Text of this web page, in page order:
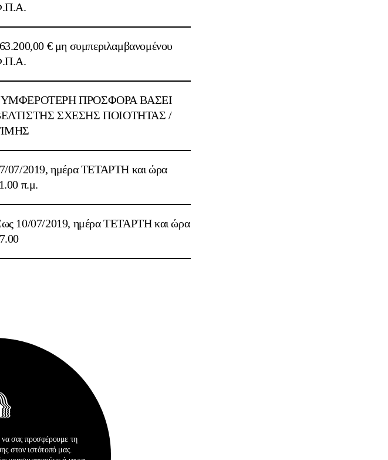
€ μη συμπεριλαμβανομένου
ΠΡΟΣΦΟΡΑ ΒΑΣΕΙ
ΣΧΕΣΗΣ ΠΟΙOΤΗΤΑΣ /
07/2019, ημέρα ΤΕΤΑΡΤΗ και ώρα
π.μ.
10/07/2019, ημέρα ΤΕΤΑΡΤΗ και ώρα
να σας προσφέρουμε τη
στον ιστότοπό μας.